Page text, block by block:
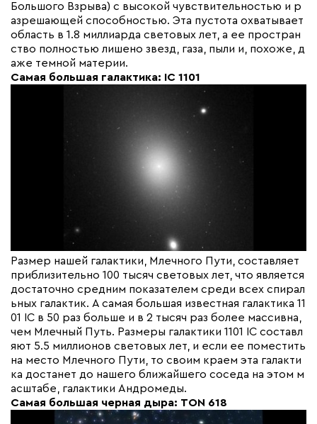
Большого Взрыва) с высокой чувствительностью и р
азрешающей способностью. Эта пустота охватывает
область в 1.8 миллиарда световых лет, а ее простран
ство полностью лишено звезд, газа, пыли и, похоже, д
аже темной материи.
Самая большая галактика: IC 1101
Размер нашей галактики, Млечного Пути, составляет
приблизительно 100 тысяч световых лет, что является
достаточно средним показателем среди всех спирал
ьных галактик. А самая большая известная галактика 11
01 IC в 50 раз больше и в 2 тысяч раз более массивна,
чем Млечный Путь. Размеры галактики 1101 IC составл
яют 5.5 миллионов световых лет, и если ее поместить
на место Млечного Пути, то своим краем эта галакти
ка достанет до нашего ближайшего соседа на этом м
асштабе, галактики Андромеды.
Самая большая черная дыра: TON 618